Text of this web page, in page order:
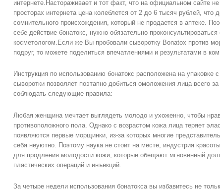
интернете.Настораживает и тот факт, что на официальном сайте
просторах интернета цена колеблется от 2 до 6 тысяч рублей, что
сомнительного происхождения, который не продается в аптеке.
себе действие бонатокс, нужно обязательно
косметологом.Если же Вы пробовали сыворотку Bonatox против
подруг, то можете поделиться впечатлениями и результатами в
Инструкция по использованию бонатокс расположена на упаковке
сыворотки позволяет поэтапно добиться омоложения лица всего
соблюдать следующие правила:
Любая женщина мечтает выглядеть молодо и ухоженно, чтобы
противоположного пола. Однако с возрастом кожа лица теряет
появляются первые морщинки, из-за которых многие
себя неуютно. Поэтому наука не стоит на месте, индустрия
для продления молодости кожи, которые обещают мгновенный
пластических операций и инъекций.
За четыре недели использования бонатокса вы избавитесь не